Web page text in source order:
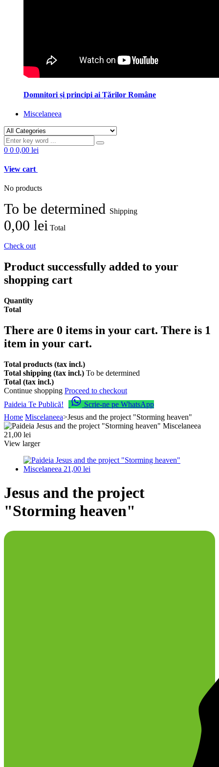
Domnitori și principi ai Țărilor Române
Miscelaneea
0 0 0,00 lei
View cart
No products
To be determined Shipping
0,00 lei Total
Check out
Product successfully added to your
shopping cart
Quantity
Total
There are 0 items in your cart. There is 1
item in your cart.
Total products (tax incl.)
Total shipping (tax incl.) To be determined
Total (tax incl.)
Continue shopping Proceed to checkout
Paideia Te Publică!
Scrie-ne pe WhatsApp
Home Miscelaneea>Jesus and the project "Storming heaven"
View larger
Jesus and the project
"Storming heaven"